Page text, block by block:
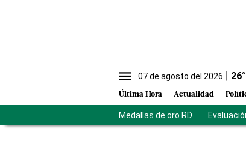
07 de agosto del 2026 26
Última Hora Actualidad
Medallas de oro RD